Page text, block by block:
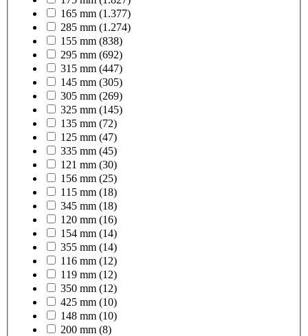
165 mm (1.377)
285 mm (1.274)
155 mm (838)
295 mm (692)
315 mm (447)
145 mm (305)
305 mm (269)
325 mm (145)
135 mm (72)
125 mm (47)
335 mm (45)
121 mm (30)
156 mm (25)
115 mm (18)
345 mm (18)
120 mm (16)
154 mm (14)
355 mm (14)
116 mm (12)
119 mm (12)
350 mm (12)
425 mm (10)
148 mm (10)
200 mm (8)